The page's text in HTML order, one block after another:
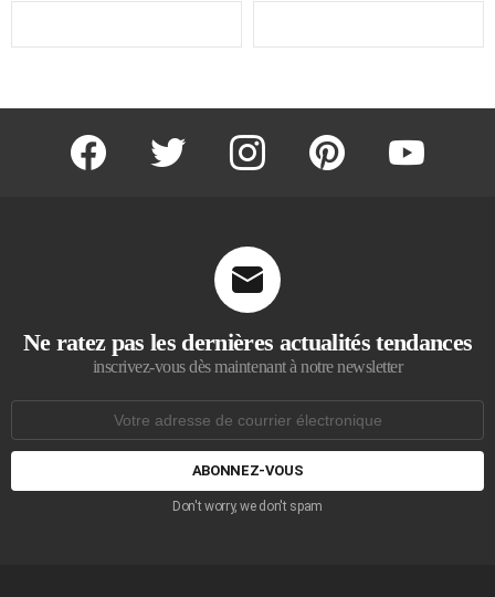
facebook twitter instagram pinterest youtube
Ne ratez pas les dernières actualités tendances
inscrivez-vous dès maintenant à notre newsletter
courrier
Don't worry, we don't spam